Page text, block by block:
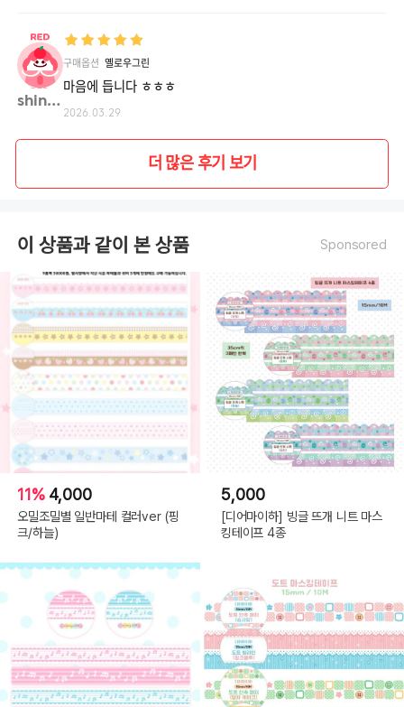
shina**
구매옵션 옐로우그린
마음에 듭니다 ㅎㅎㅎ
2026.03.29
더 많은 후기 보기
이 상품과 같이 본 상품 Sponsored
11% 4,000
오밀조밀별 일반마테 컬러ver (핑
크/하늘)
5,000
[디어마이하] 빙글 뜨개 니트 마스
킹테이프 4종